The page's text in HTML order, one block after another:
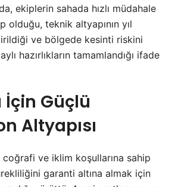
ekiplerin sahada hızlı müdahale
olduğu, teknik altyapının yıl
ve bölgede kesinti riskini
hazırlıkların tamamlandığı ifade
İçin Güçlü
Altyapısı
coğrafi ve iklim koşullarına sahip
garanti altına almak için